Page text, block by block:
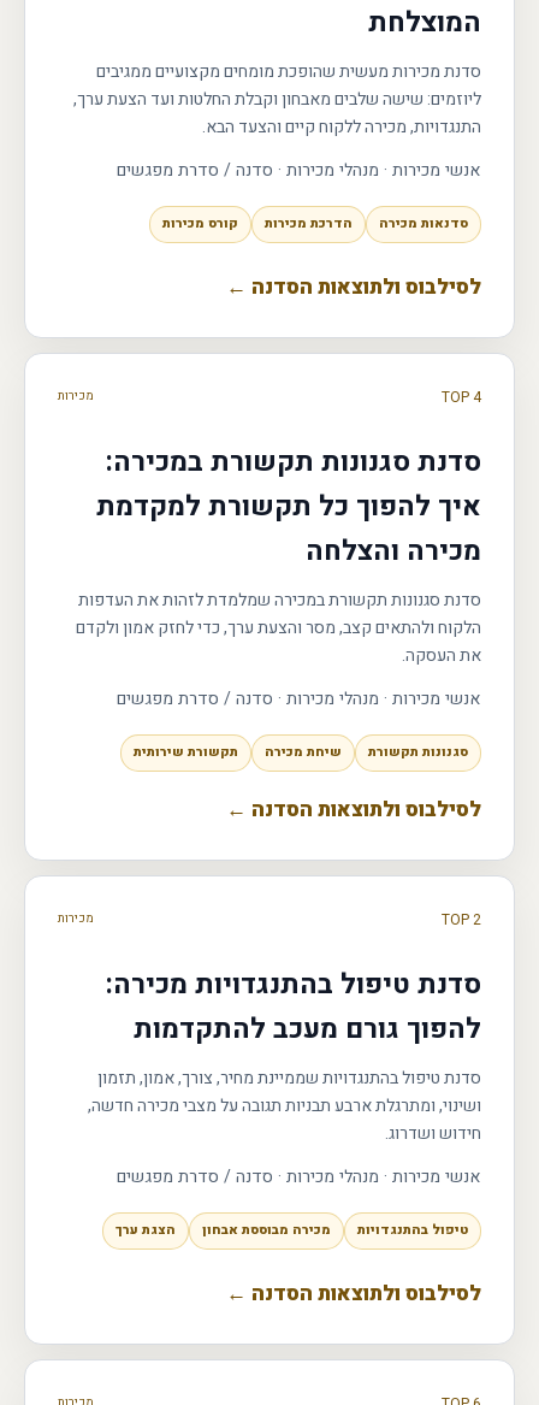
המוצלחת
סדנת מכירות מעשית שהופכת מומחים מקצועיים ממגיבים
ליוזמים: שישה שלבים מאבחון וקבלת החלטות ועד הצעת ערך,
התנגדויות, מכירה ללקוח קיים והצעד הבא.
אנשי מכירות · מנהלי מכירות · סדנה / סדרת מפגשים
סדנאות מכירה הדרכת מכירות קורס מכירות
לסילבוס ולתוצאות הסדנה ←
TOP 4 מכירות
סדנת סגנונות תקשורת במכירה:
איך להפוך כל תקשורת למקדמת
מכירה והצלחה
סדנת סגנונות תקשורת במכירה שמלמדת לזהות את העדפות
הלקוח ולהתאים קצב, מסר והצעת ערך, כדי לחזק אמון ולקדם
את העסקה.
אנשי מכירות · מנהלי מכירות · סדנה / סדרת מפגשים
סגנונות תקשורת שיחת מכירה תקשורת שירותית
לסילבוס ולתוצאות הסדנה ←
TOP 2 מכירות
סדנת טיפול בהתנגדויות מכירה:
להפוך גורם מעכב להתקדמות
סדנת טיפול בהתנגדויות שממיינת מחיר, צורך, אמון, תזמון
ושינוי, ומתרגלת ארבע תבניות תגובה על מצבי מכירה חדשה,
חידוש ושדרוג.
אנשי מכירות · מנהלי מכירות · סדנה / סדרת מפגשים
טיפול בהתנגדויות מכירה מבוססת אבחון הצגת ערך
לסילבוס ולתוצאות הסדנה ←